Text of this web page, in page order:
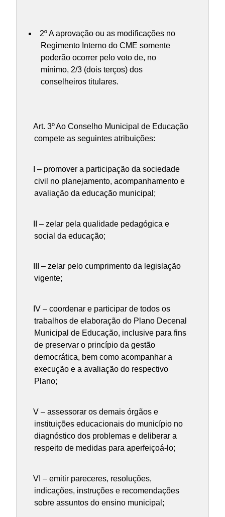
2º A aprovação ou as modificações no
Regimento Interno do CME somente
poderão ocorrer pelo voto de, no
mínimo, 2/3 (dois terços) dos
conselheiros titulares.
Art. 3ºAo Conselho Municipal de Educação
compete as seguintes atribuições:
I – promover a participação da sociedade
civil no planejamento, acompanhamento e
avaliação da educação municipal;
II – zelar pela qualidade pedagógica e
social da educação;
III – zelar pelo cumprimento da legislação
vigente;
IV – coordenar e participar de todos os
trabalhos de elaboração do Plano Decenal
Municipal de Educação, inclusive para fins
de preservar o princípio da gestão
democrática, bem como acompanhar a
execução e a avaliação do respectivo
Plano;
V – assessorar os demais órgãos e
instituições educacionais do município no
diagnóstico dos problemas e deliberar a
respeito de medidas para aperfeiçoá-lo;
VI – emitir pareceres, resoluções,
indicações, instruções e recomendações
sobre assuntos do ensino municipal;